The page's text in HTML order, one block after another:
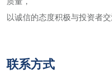
江
以诚信的态度积极与投资者
联系方式